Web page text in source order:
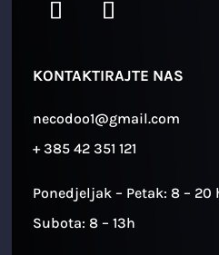
KONTAKTIRAJTE NAS
necodoo1@gmail.com
+ 385 42 351 121
Ponedjeljak – Petak: 8 – 20
Subota: 8 – 13h